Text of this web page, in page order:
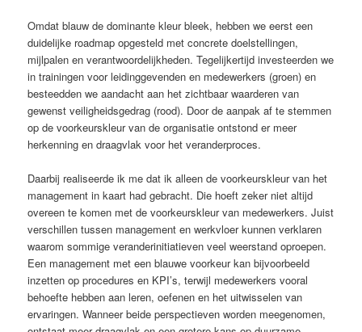
Omdat blauw de dominante kleur bleek, hebben we eerst een
duidelijke roadmap opgesteld met concrete doelstellingen,
mijlpalen en verantwoordelijkheden. Tegelijkertijd investeerden we
in trainingen voor leidinggevenden en medewerkers (groen) en
besteedden we aandacht aan het zichtbaar waarderen van
gewenst veiligheidsgedrag (rood). Door de aanpak af te stemmen
op de voorkeurskleur van de organisatie ontstond er meer
herkenning en draagvlak voor het veranderproces.
Daarbij realiseerde ik me dat ik alleen de voorkeurskleur van het
management in kaart had gebracht. Die hoeft zeker niet altijd
overeen te komen met de voorkeurskleur van medewerkers. Juist
verschillen tussen management en werkvloer kunnen verklaren
waarom sommige veranderinitiatieven veel weerstand oproepen.
Een management met een blauwe voorkeur kan bijvoorbeeld
inzetten op procedures en KPI’s, terwijl medewerkers vooral
behoefte hebben aan leren, oefenen en het uitwisselen van
ervaringen. Wanneer beide perspectieven worden meegenomen,